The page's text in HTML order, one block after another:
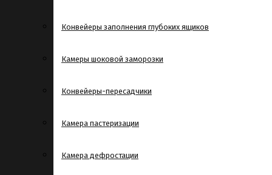
Конвейеры заполнения глубоких ящиков
Камеры шоковой заморозки
Конвейеры-пересадчики
Камера пастеризации
Камера дефростации